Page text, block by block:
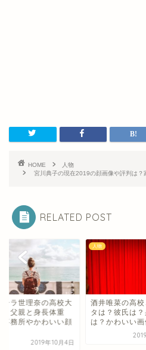
HOME
人物
宮川典子の現在2019の顔画像や評判は？
RELATED POST
ーラ世理奈の高校大
？父親と身長体重
事務所やかわいい顔
2019年10月4日
人物
酒井唯菜の高校
タは？彼氏は
は？かわいい画